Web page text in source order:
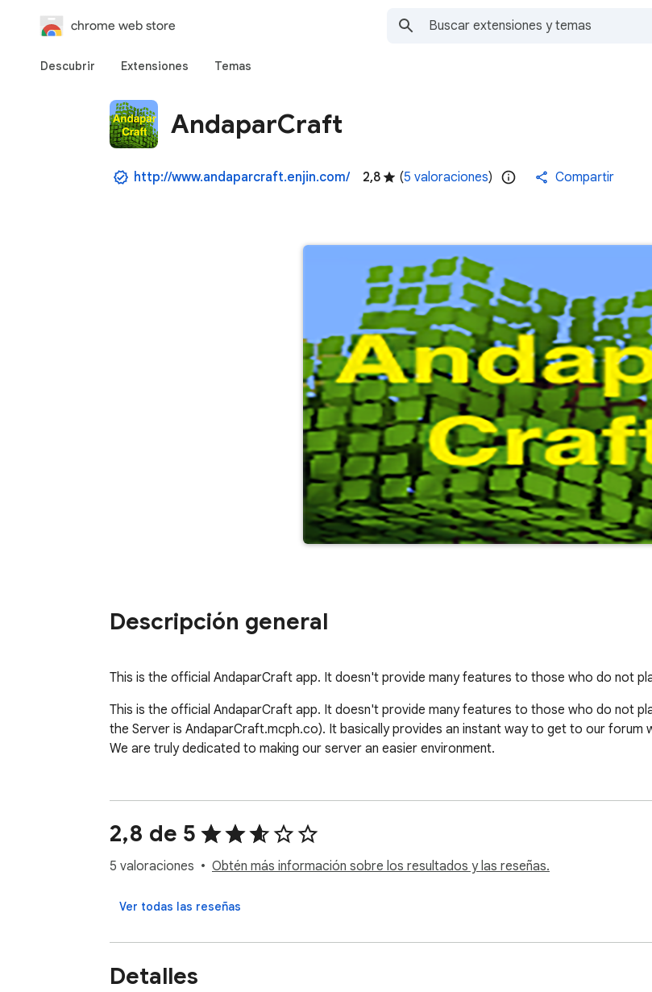
chrome web store
Descubrir Extensiones Temas
AndaparCraft
http://www.andaparcraft.enjin.com/ 2,8 (5 valoraciones) Compartir
Descripción general
This is the official AndaparCraft app. It doesn't provide many features to those who do not
This is the official AndaparCraft app. It doesn't provide many features to those who do not
the Server is AndaparCraft.mcph.co). It basically provides an instant way to get to our forum
We are truly dedicated to making our server an easier environment.
2,8 de 5
5 valoraciones Obtén más información sobre los resultados y las reseñas.
Ver todas las reseñas
Detalles